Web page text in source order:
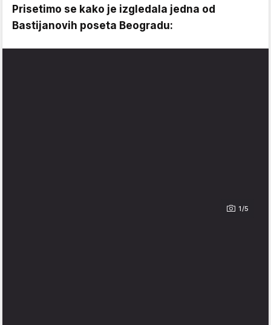
Prisetimo se kako je izgledala jedna od
Bastijanovih poseta Beogradu:
1/5